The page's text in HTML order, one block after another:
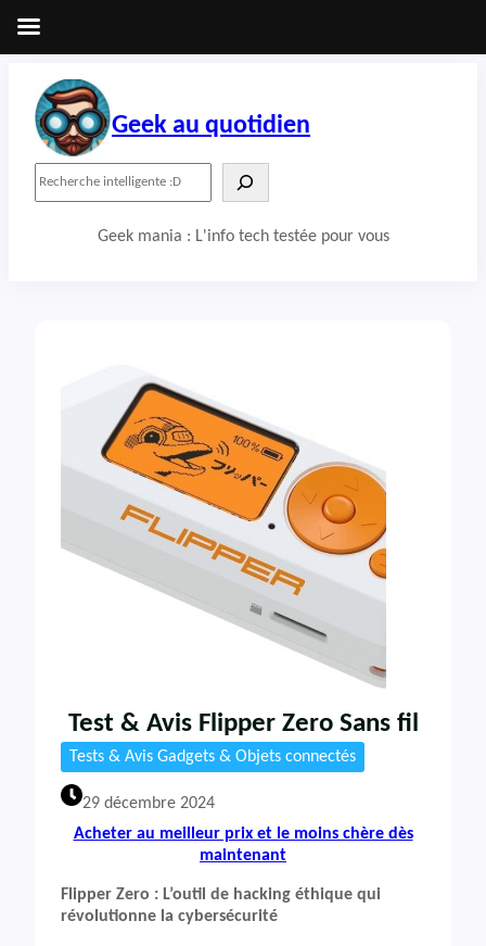
contenu
Geek au quotidien
Geek mania : L'info tech testée pour vous
Test & Avis Flipper Zero Sans fil
Tests & Avis Gadgets & Objets connectés
29 décembre 2024
Acheter au meilleur prix et le moins chère dès
maintenant
Flipper Zero : L’outil de hacking éthique qui
révolutionne la cybersécurité